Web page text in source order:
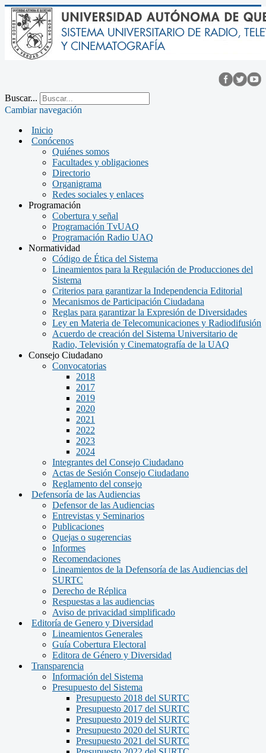
Buscar...
Cambiar navegación
Inicio
Conócenos
Quiénes somos
Facultades y obligaciones
Directorio
Organigrama
Redes sociales y enlaces
Programación
Cobertura y señal
Programación TvUAQ
Programación Radio UAQ
Normatividad
Código de Ética del Sistema
Lineamientos para la Regulación de Producciones del
Sistema
Criterios para garantizar la Independencia Editorial
Mecanismos de Participación Ciudadana
Reglas para garantizar la Expresión de Diversidades
Ley en Materia de Telecomunicaciones y Radiodifusión
Acuerdo de creación del Sistema Universitario de
Radio, Televisión y Cinematografía de la UAQ
Consejo Ciudadano
Convocatorias
2018
2017
2019
2020
2021
2022
2023
2024
Integrantes del Consejo Ciudadano
Actas de Sesión Consejo Ciudadano
Reglamento del consejo
Defensoría de las Audiencias
Defensor de las Audiencias
Entrevistas y Seminarios
Publicaciones
Quejas o sugerencias
Informes
Recomendaciones
Lineamientos de la Defensoría de las Audiencias del
SURTC
Derecho de Réplica
Respuestas a las audiencias
Aviso de privacidad simplificado
Editoría de Genero y Diversidad
Lineamientos Generales
Guía Cobertura Electoral
Editora de Género y Diversidad
Transparencia
Información del Sistema
Presupuesto del Sistema
Presupuesto 2018 del SURTC
Presupuesto 2017 del SURTC
Presupuesto 2019 del SURTC
Presupuesto 2020 del SURTC
Presupuesto 2021 del SURTC